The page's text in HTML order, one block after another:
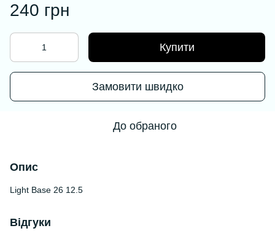
240 грн
Купити
Замовити швидко
До обраного
Опис
Light Base 26 12.5
Відгуки